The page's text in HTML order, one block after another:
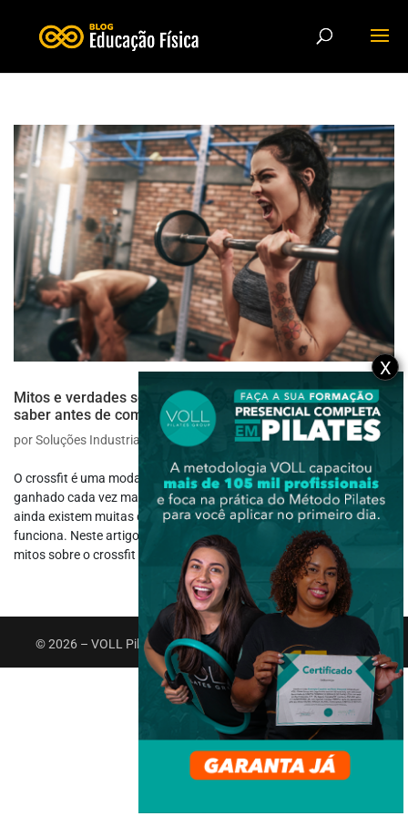
Mitos e verdades sobre o crossfit: o que você precisa
saber antes de começar
porSoluções Industriais mar 13, 2023 |Funcional
O crossfit é uma modalidade de treinamento físico que tem
ganhado cada vez mais adeptos nos últimos anos. No entanto,
ainda existem muitas dúvidas sobre o que é o crossfit e como
funciona. Neste artigo, vamos esclarecer alguns dos principais
mitos sobre o crossfit e...
© 2026 – VOLL Pilates Group. Todos os direitos reservados.
X